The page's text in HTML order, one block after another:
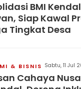
BMI
Siap Kawal
Tingkat Desa
& BISNIS Sabtu, 11 Jul
Cahaya